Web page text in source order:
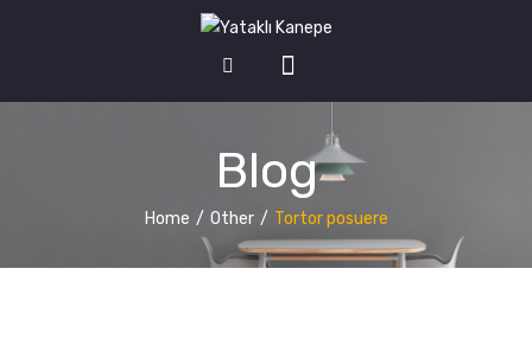
MY ACCOUNT
Wishlist
Blog
Home / Other / Tortor posuere